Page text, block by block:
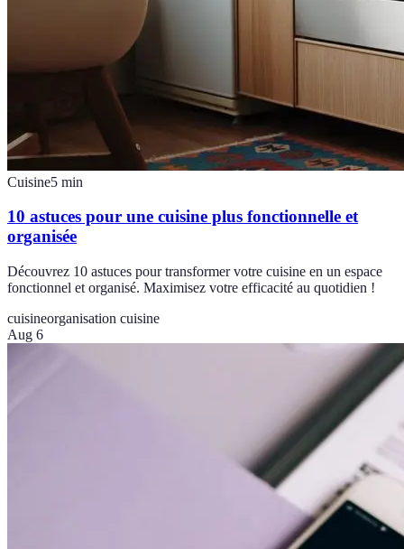
Cuisine5 min
10 astuces pour une cuisine plus fonctionnelle et
organisée
Découvrez 10 astuces pour transformer votre cuisine en un espace
fonctionnel et organisé. Maximisez votre efficacité au quotidien !
cuisineorganisation cuisine
Aug 6